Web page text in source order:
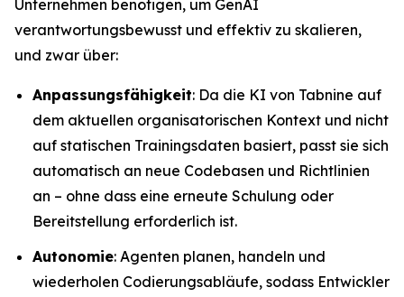
Unternehmen benötigen, um GenAI
verantwortungsbewusst und effektiv zu skalieren,
und zwar über:
Anpassungsfähigkeit: Da die KI von Tabnine auf
dem aktuellen organisatorischen Kontext und nicht
auf statischen Trainingsdaten basiert, passt sie sich
automatisch an neue Codebasen und Richtlinien
an – ohne dass eine erneute Schulung oder
Bereitstellung erforderlich ist.
Autonomie: Agenten planen, handeln und
wiederholen Codierungsabläufe, sodass Entwickler